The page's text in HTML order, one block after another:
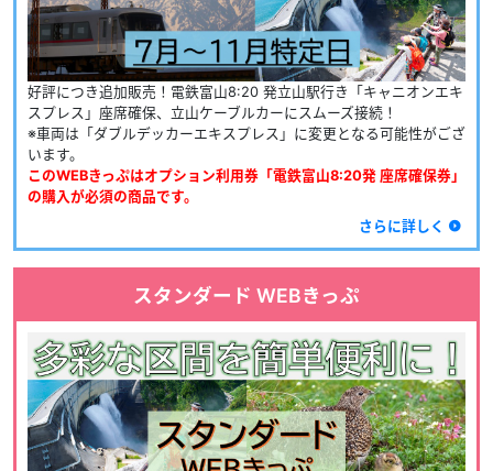
好評につき追加販売！電鉄富山8:20 発立山駅行き「キャニオンエキ
スプレス」座席確保、立山ケーブルカーにスムーズ接続！
※車両は「ダブルデッカーエキスプレス」に変更となる可能性がござ
います。
このWEBきっぷはオプション利用券「電鉄富山8:20発 座席確保券」
の購入が必須の商品です。
さらに詳しく
スタンダード WEBきっぷ